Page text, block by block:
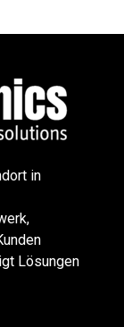
in
Lösungen